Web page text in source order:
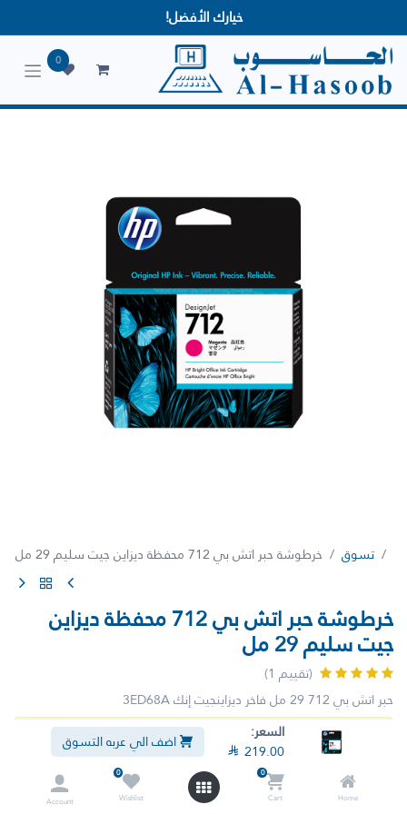
السعر:
 219.00 اضف الي عربه التسوق
Home
0
Cart
0
Wishlist
Account
خيارك الأفضل!
0
تسوق خرطوشة حبر اتش بي 712 محفظة ديزاين جيت سليم 29 مل
خرطوشة حبر اتش بي 712 محفظة ديزاين
جيت سليم 29 مل
(تقييم 1)
حبر اتش بي 712 29 مل فاخر ديزاينجيت إنك 3ED68A
لم يعد هذا المنتج متوفراً.